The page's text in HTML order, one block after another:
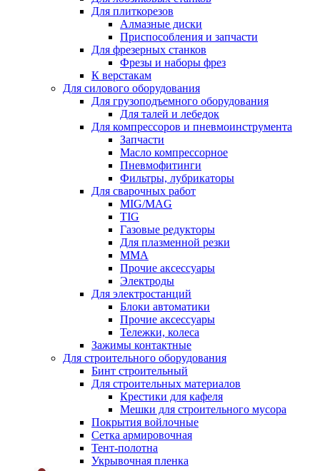
Для плиткорезов
Алмазные диски
Приспособления и запчасти
Для фрезерных станков
Фрезы и наборы фрез
К верстакам
Для силового оборудования
Для грузоподъемного оборудования
Для талей и лебедок
Для компрессоров и пневмоинструмента
Запчасти
Масло компрессорное
Пневмофитинги
Фильтры, лубрикаторы
Для сварочных работ
MIG/MAG
TIG
Газовые редукторы
Для плазменной резки
ММА
Прочие аксессуары
Электроды
Для электростанций
Блоки автоматики
Прочие аксессуары
Тележки, колеса
Зажимы контактные
Для строительного оборудования
Бинт строительный
Для строительных материалов
Крестики для кафеля
Мешки для строительного мусора
Покрытия войлочные
Сетка армировочная
Тент-полотна
Укрывочная пленка